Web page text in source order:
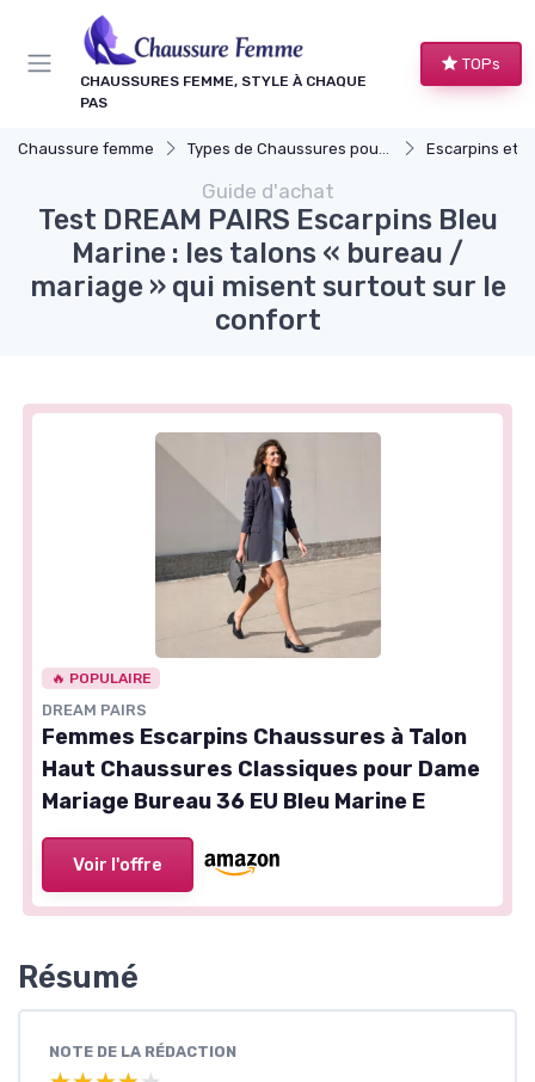
CHAUSSURES FEMME, STYLE À CHAQUE
PAS
TOPs
Chaussure femme Types de Chaussures pour Femmes Escarpins et
Guide d'achat
Test DREAM PAIRS Escarpins Bleu
Marine : les talons « bureau /
mariage » qui misent surtout sur le
confort
🔥 POPULAIRE
DREAM PAIRS
Femmes Escarpins Chaussures à Talon
Haut Chaussures Classiques pour Dame
Mariage Bureau 36 EU Bleu Marine E
Voir l'offre
Résumé
NOTE DE LA RÉDACTION
Panneau de gestion des cookies